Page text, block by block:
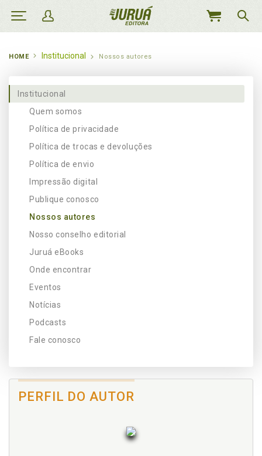
MEU
HOME Institucional Nossos autores
Institucional
Quem somos
Política de privacidade
Política de trocas e devoluções
Política de envio
Impressão digital
Publique conosco
Nossos autores
Nosso conselho editorial
Juruá eBooks
Onde encontrar
Eventos
Notícias
Podcasts
Fale conosco
PERFIL DO AUTOR